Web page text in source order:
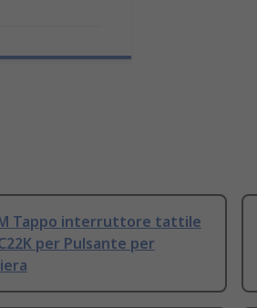
Tappo interruttore tattile
per Pulsante per